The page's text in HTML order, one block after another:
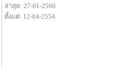
ล่าสุด: 27-01-2566
ตั้งแต่: 12-04-2554